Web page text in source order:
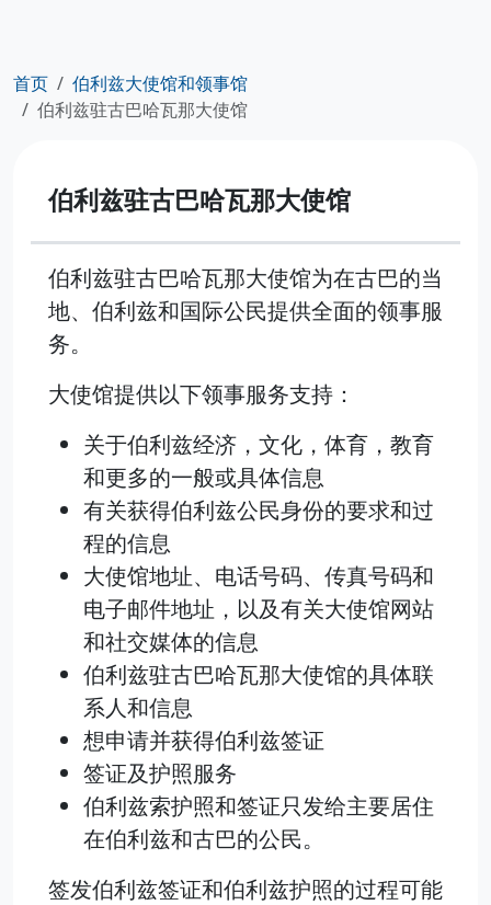
首页
伯利兹大使馆和领事馆
伯利兹驻古巴哈瓦那大使馆
伯利兹驻古巴哈瓦那大使馆
伯利兹驻古巴哈瓦那大使馆为在古巴的当
地、伯利兹和国际公民提供全面的领事服
务。
大使馆提供以下领事服务支持：
关于伯利兹经济，文化，体育，教育
和更多的一般或具体信息
有关获得伯利兹公民身份的要求和过
程的信息
大使馆地址、电话号码、传真号码和
电子邮件地址，以及有关大使馆网站
和社交媒体的信息
伯利兹驻古巴哈瓦那大使馆的具体联
系人和信息
想申请并获得伯利兹签证
签证及护照服务
伯利兹索护照和签证只发给主要居住
在伯利兹和古巴的公民。
签发伯利兹签证和伯利兹护照的过程可能